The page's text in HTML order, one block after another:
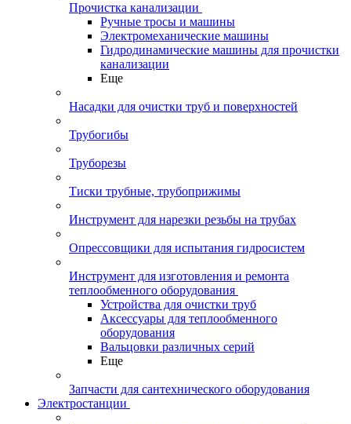
Прочистка канализации
Ручные тросы и машины
Электромеханические машины
Гидродинамические машины для прочистки
канализации
Еще
Насадки для очистки труб и поверхностей
Трубогибы
Труборезы
Тиски трубные, трубоприжимы
Инструмент для нарезки резьбы на трубах
Опрессовщики для испытания гидросистем
Инструмент для изготовления и ремонта
теплообменного оборудования
Устройства для очистки труб
Аксессуары для теплообменного
оборудования
Вальцовки различных серий
Еще
Запчасти для сантехнического оборудования
Электростанции